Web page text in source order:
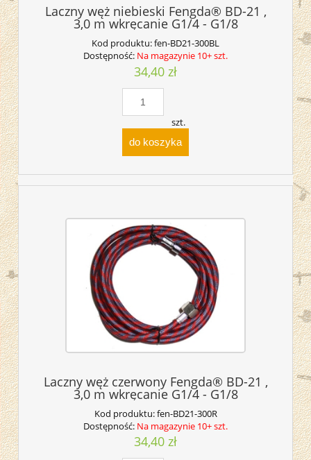
Laczny węż niebieski Fengda® BD-21 ,
3,0 m wkręcanie G1/4 - G1/8
Kod produktu:fen-BD21-300BL
Dostępność: Na magazynie 10+ szt.
34,40 zł
szt.
do koszyka
Laczny węż czerwony Fengda® BD-21 ,
3,0 m wkręcanie G1/4 - G1/8
Kod produktu:fen-BD21-300R
Dostępność: Na magazynie 10+ szt.
34,40 zł